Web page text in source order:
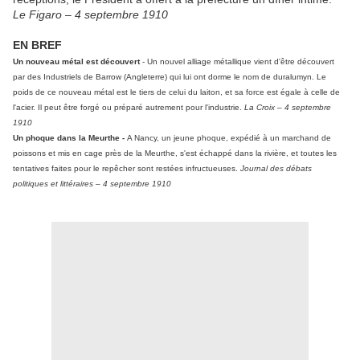
Le Figaro – 4 septembre 1910
EN BREF
Un nouveau métal est découvert- Un nouvel alliage métallique vient d'être découvert
par des Industriels de Barrow (Angleterre) qui lui ont dorme le nom de duralumyn. Le
poids de ce nouveau métal est le tiers de celui du laiton, et sa force est égale à celle de
l'acier. Il peut être forgé ou préparé autrement pour l'industrie. La Croix – 4 septembre
1910
Un phoque dans la Meurthe - A Nancy, un jeune phoque, expédié à un marchand de
poissons et mis en cage près de la Meurthe, s'est échappé dans la rivière, et toutes les
tentatives faites pour le repêcher sont restées infructueuses. Journal des débats
politiques et littéraires – 4 septembre 1910